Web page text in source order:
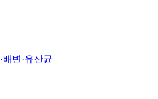
배변·유산균